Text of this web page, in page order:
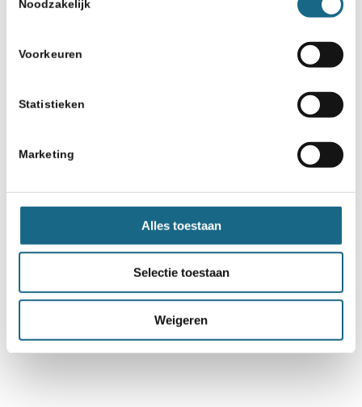
Noodzakelijk
Voorkeuren
Statistieken
Marketing
Alles toestaan
Selectie toestaan
Weigeren